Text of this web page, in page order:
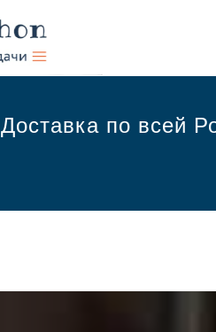
Доставка по всей